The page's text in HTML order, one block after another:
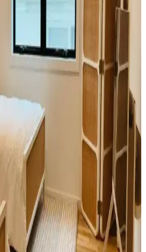
Ergonomik ve
Kriterleri
seçimi, hastaların konforu ve
dayanıklı ve kolay
destekler.
Konfor ve Düzen Sağlama
Mekanlar
düzen sağlamak için doğru
depolama çözümleri önerilir.
yolları ele alınır.
Kanepe Deneyimi: Konfor
modellerinde yumuşak yastıklar ve
konforu etkiliyor. İade süreçleri ve
bilgiler sunuluyor.